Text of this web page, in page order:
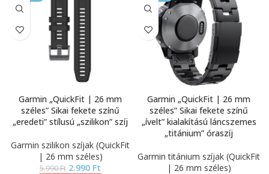
Garmin „QuickFit | 26 mm
széles” Sikai fekete színű
„eredeti” stílusú „szilikon” szíj
Garmin szilikon szíjak (QuickFit
| 26 mm széles)
5.990Ft 2.990 Ft
Garmin „QuickFit | 26 mm
széles” Sikai fekete színű
„ívelt” kialakítású láncszemes
„titánium” óraszíj
Garmin titánium szíjak (QuickFit
| 26 mm széles)